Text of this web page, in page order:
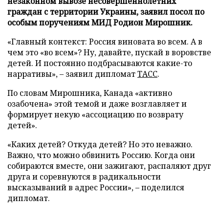
граждан с территории Украины, заявил посол по
особым поручениям МИД Родион Мирошник.
«Главный контекст: Россия виновата во всем. А в
чем это «во всем»? Ну, давайте, пускай в воровстве
детей. И постоянно подбрасываются какие-то
нарративы», – заявил дипломатТАСС.
По словам Мирошника, Канада «активно
озабочена» этой темой и даже возглавляет и
формирует некую «ассоциацию по возврату
детей».
«Каких детей? Откуда детей? Но это неважно.
Важно, что можно обвинить Россию. Когда они
собираются вместе, они зажигают, распаляют друг
друга и соревнуются в радикальности
высказываний в адрес России», – поделился
дипломат.